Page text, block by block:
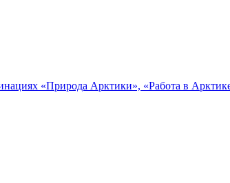
«Природа Арктики», «Работа в